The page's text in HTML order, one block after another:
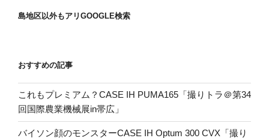
島地区以外もアリGOOGLE検索
おすすめの記事
これもプレミアム？CASE IH PUMA165「撮りトラ＠第34
回国際農業機械展in帯広」
バイソン顔のモンスターCASE IH Optum 300 CVX「撮り